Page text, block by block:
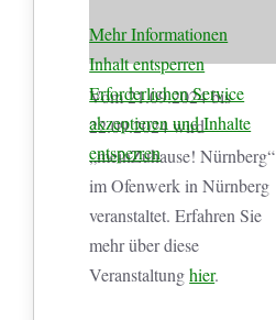
Mehr Informationen
Inhalt entsperren
Erforderlichen Service
akzeptieren und Inhalte
entsperren
Vom 21.09.2024 bis
22.09.2024 wird
„meinZuhause! Nürnberg“
im Ofenwerk in Nürnberg
veranstaltet. Erfahren Sie
mehr über diese
Veranstaltunghier.